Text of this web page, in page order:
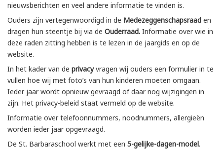
nieuwsberichten en veel andere informatie te vinden is.
Ouders zijn vertegenwoordigd in de Medezeggenschapsraad en
dragen hun steentje bij via de Ouderraad. Informatie over wie in
deze raden zitting hebben is te lezen in de jaargids en op de
website.
In het kader van de privacyvragen wij ouders een formulier in te
vullen hoe wij met foto’s van hun kinderen moeten omgaan.
Ieder jaar wordt opnieuw gevraagd of daar nog wijzigingen in
zijn. Het privacy-beleid staat vermeld op de website.
Informatie over telefoonnummers, noodnummers, allergieën
worden ieder jaar opgevraagd.
De St. Barbaraschool werkt met een 5-gelijke-dagen-model.